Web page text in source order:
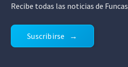
Recibe todas las noticias de Funcas
Suscribirse